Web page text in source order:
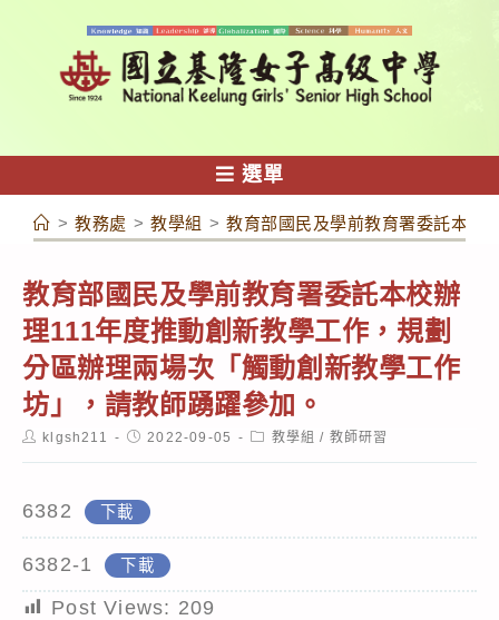
容
選單
> 教務處 > 教學組 > 教育部國民及學前教育署委託本校
教育部國民及學前教育署委託本校辦
理111年度推動創新教學工作，規劃
分區辦理兩場次「觸動創新教學工作
坊」，請教師踴躍參加。
Postklgsh211
Post2022-09-05
Post教學組 / 教師研習
6382 下載
6382-1 下載
Post Views: 209